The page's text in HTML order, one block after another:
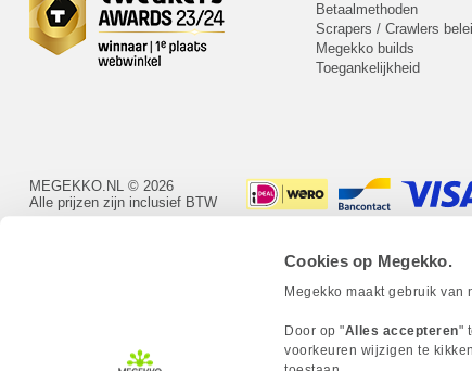
Cookies op Megekko.
Megekko maakt gebruik
Door op "Alles accepteren"
voorkeuren wijzigen te
Betaalmethoden
Scrapers / Crawlers
Megekko builds
Toegankelijkheid
MEGEKKO.NL © 2026
Alle prijzen zijn inclusief BTW